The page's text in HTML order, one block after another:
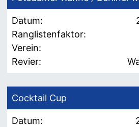
Datum:
Ranglistenfaktor:
Verein:
Revier:
Cocktail Cup
Datum: